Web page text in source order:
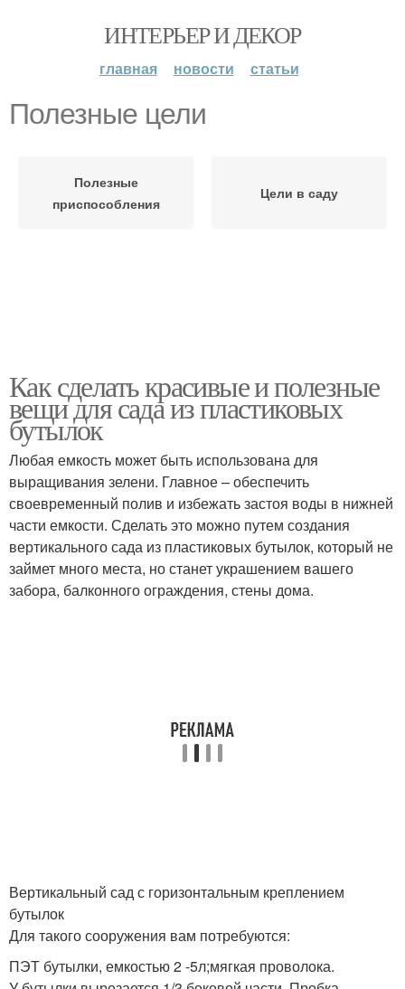
ИНТЕРЬЕР И ДЕКОР
главная новости статьи
Полезные цели
Полезные
приспособления
Цели в саду
Как сделать красивые и полезные
вещи для сада из пластиковых
бутылок
Любая емкость может быть использована для
выращивания зелени. Главное – обеспечить
своевременный полив и избежать застоя воды в нижней
части емкости. Сделать это можно путем создания
вертикального сада из пластиковых бутылок, который не
займет много места, но станет украшением вашего
забора, балконного ограждения, стены дома.
Вертикальный сад с горизонтальным креплением
бутылок
Для такого сооружения вам потребуются:
ПЭТ бутылки, емкостью 2 -5л;мягкая проволока.